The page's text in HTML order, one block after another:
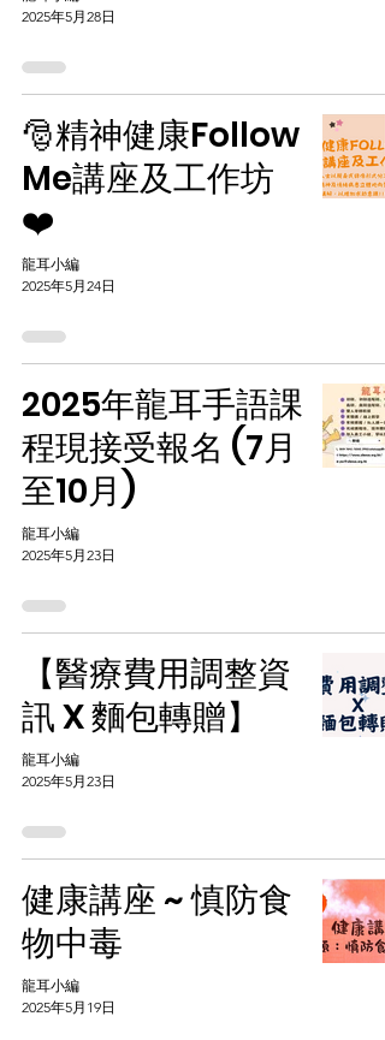
2025年5月28日
🎅精神健康Follow
Me講座及工作坊
❤️
龍耳小編
2025年5月24日
2025年龍耳手語課
程現接受報名 (7月
至10月)
龍耳小編
2025年5月23日
【醫療費用調整資
訊 X 麵包轉贈】
龍耳小編
2025年5月23日
健康講座 ~ 慎防食
物中毒
龍耳小編
2025年5月19日